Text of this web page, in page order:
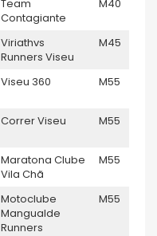
Team
Contagiante
M40
Viriathvs
Runners Viseu
M45
Viseu 360 M55
Correr Viseu M55
Maratona Clube
Vila Chã
M55
Motoclube
Mangualde
Runners
M55